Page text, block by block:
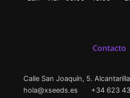
Contacto
Calle San Joaquín, 5.
hola@xseeds.es
+34 623